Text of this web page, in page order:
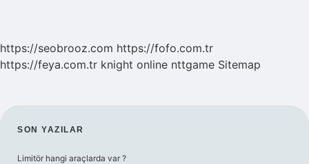
https://seobrooz.com https://fofo.com.tr
https://feya.com.tr knight online nttgame Sitemap
SIDEBAR
SON YAZILAR
Limitör hangi araçlarda var ?